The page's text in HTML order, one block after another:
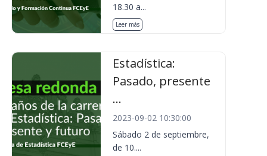
18.30 a...
Leer más
Estadística:
Pasado, presente
...
2023-09-02 10:30:00
Sábado 2 de septiembre,
de 10....